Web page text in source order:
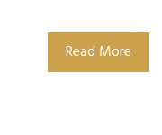
Read More